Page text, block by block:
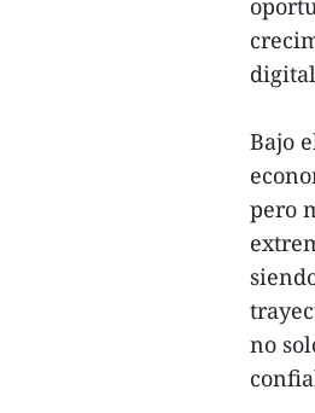
Bajo
pero
no